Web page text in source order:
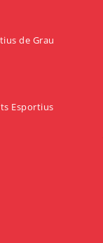
de Grau
Esportius